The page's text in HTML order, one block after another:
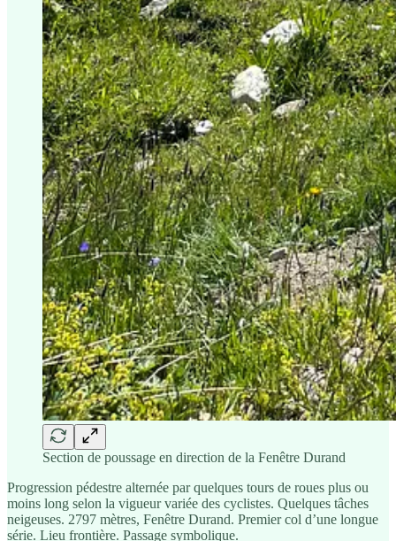
Section de poussage en direction de la Fenêtre Durand
Progression pédestre alternée par quelques tours de roues plus ou
moins long selon la vigueur variée des cyclistes. Quelques tâches
neigeuses. 2797 mètres, Fenêtre Durand. Premier col d’une longue
série. Lieu frontière. Passage symbolique.